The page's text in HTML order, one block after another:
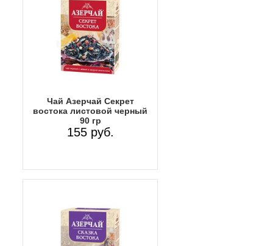
Чай Азерчай Секрет
востока листовой черный
90 гр
155 руб.